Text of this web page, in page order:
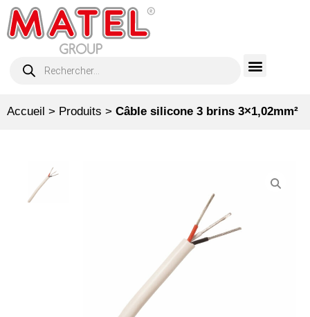
Accueil > Produits > Câble silicone 3 brins 3×1,02mm²